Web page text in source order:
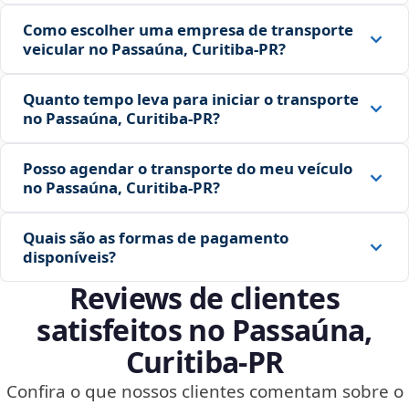
Como escolher uma empresa de transporte
veicular no Passaúna, Curitiba‑PR?
Quanto tempo leva para iniciar o transporte
no Passaúna, Curitiba‑PR?
Posso agendar o transporte do meu veículo
no Passaúna, Curitiba‑PR?
Quais são as formas de pagamento
disponíveis?
Reviews de clientes
satisfeitos no Passaúna,
Curitiba‑PR
Confira o que nossos clientes comentam sobre o